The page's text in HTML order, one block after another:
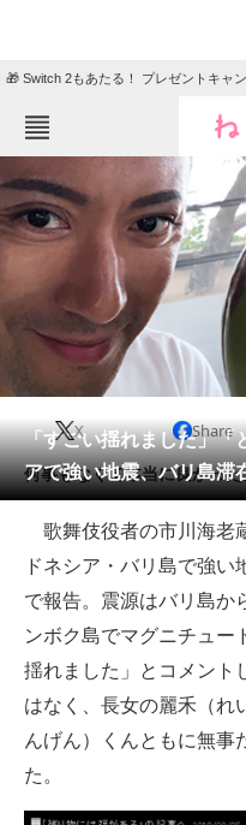
🎁 Switch 2もあたる！ プレゼントキャ
ねとらぼメニュー
TOP
エンタメ
グルメ
住まい
会員記事
メディア
注目記事を集めた総合ペー
ITの今と未来を見通す
スマホと通信の最新トレン
進化するPCとデバイスの未来
好きが集まる 比べて選べ
「すごい揺れました」
アで強い地震、バリ島滞
X Share
何事もなくて本当に良かった
歌舞伎役者の市川海老
ドネシア・バリ島で強
で報告。震源はバリ島か
ンボク島でマグニチュー
揺れました」とコメント
はなく、長女の麗禾（れ
んげん）くんともに無事
た。